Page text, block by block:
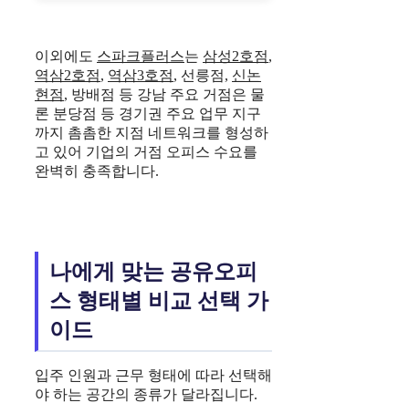
이외에도 스파크플러스는 삼성2호점,
역삼2호점, 역삼3호점, 선릉점, 신논
현점, 방배점 등 강남 주요 거점은 물
론 분당점 등 경기권 주요 업무 지구
까지 촘촘한 지점 네트워크를 형성하
고 있어 기업의 거점 오피스 수요를
완벽히 충족합니다.
나에게 맞는 공유오피
스 형태별 비교 선택 가
이드
입주 인원과 근무 형태에 따라 선택해
야 하는 공간의 종류가 달라집니다.